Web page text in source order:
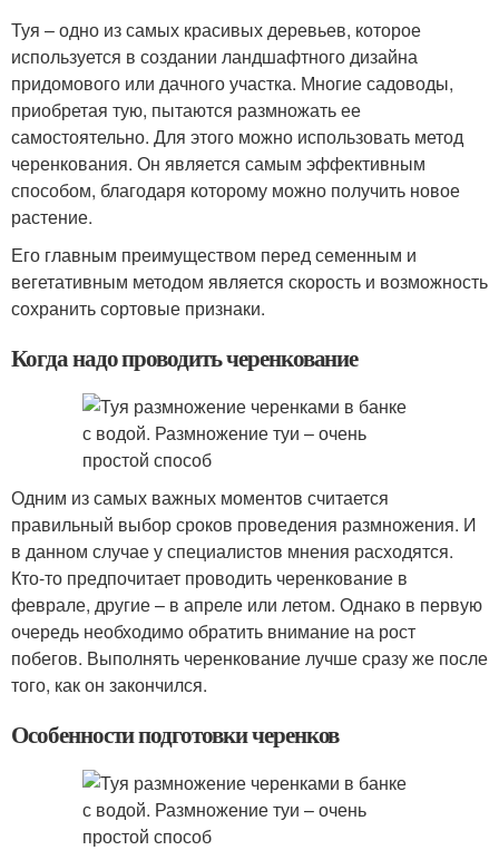
Туя – одно из самых красивых деревьев, которое
используется в создании ландшафтного дизайна
придомового или дачного участка. Многие садоводы,
приобретая тую, пытаются размножать ее
самостоятельно. Для этого можно использовать метод
черенкования. Он является самым эффективным
способом, благодаря которому можно получить новое
растение.
Его главным преимуществом перед семенным и
вегетативным методом является скорость и возможность
сохранить сортовые признаки.
Когда надо проводить черенкование
Одним из самых важных моментов считается
правильный выбор сроков проведения размножения. И
в данном случае у специалистов мнения расходятся.
Кто-то предпочитает проводить черенкование в
феврале, другие – в апреле или летом. Однако в первую
очередь необходимо обратить внимание на рост
побегов. Выполнять черенкование лучше сразу же после
того, как он закончился.
Особенности подготовки черенков